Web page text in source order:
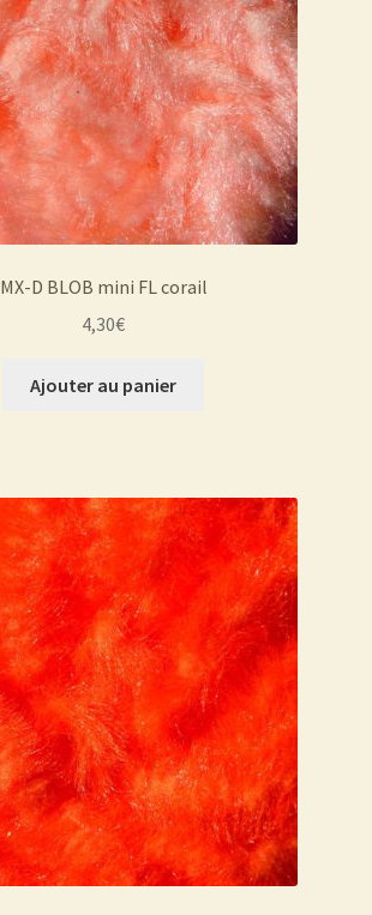
MX-D BLOB mini FL corail
4,30€
Ajouter au panier